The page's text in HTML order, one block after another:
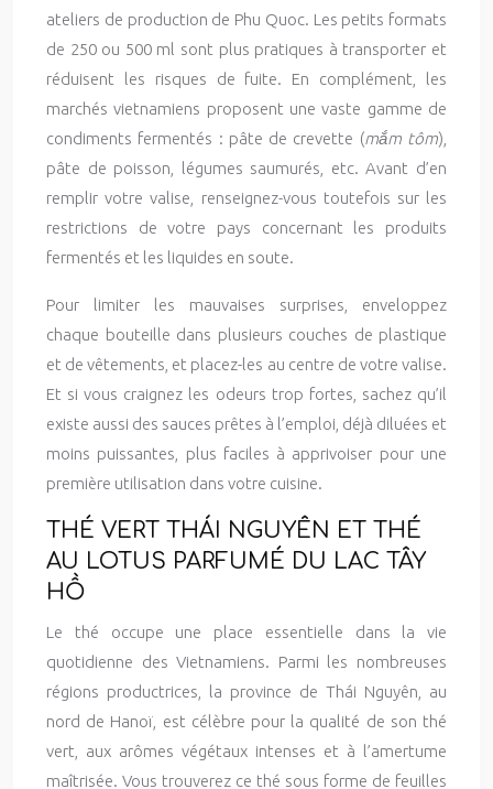
ateliers de production de Phu Quoc. Les petits formats
de 250 ou 500 ml sont plus pratiques à transporter et
réduisent les risques de fuite. En complément, les
marchés vietnamiens proposent une vaste gamme de
condiments fermentés : pâte de crevette (mắm tôm),
pâte de poisson, légumes saumurés, etc. Avant d’en
remplir votre valise, renseignez-vous toutefois sur les
restrictions de votre pays concernant les produits
fermentés et les liquides en soute.
Pour limiter les mauvaises surprises, enveloppez
chaque bouteille dans plusieurs couches de plastique
et de vêtements, et placez-les au centre de votre valise.
Et si vous craignez les odeurs trop fortes, sachez qu’il
existe aussi des sauces prêtes à l’emploi, déjà diluées et
moins puissantes, plus faciles à apprivoiser pour une
première utilisation dans votre cuisine.
THÉ VERT THÁI NGUYÊN ET THÉ
AU LOTUS PARFUMÉ DU LAC TÂY
HỒ
Le thé occupe une place essentielle dans la vie
quotidienne des Vietnamiens. Parmi les nombreuses
régions productrices, la province de Thái Nguyên, au
nord de Hanoï, est célèbre pour la qualité de son thé
vert, aux arômes végétaux intenses et à l’amertume
maîtrisée. Vous trouverez ce thé sous forme de feuilles